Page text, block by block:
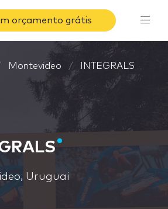
orçamento grátis
Montevideo INTEGRALS
Uruguai